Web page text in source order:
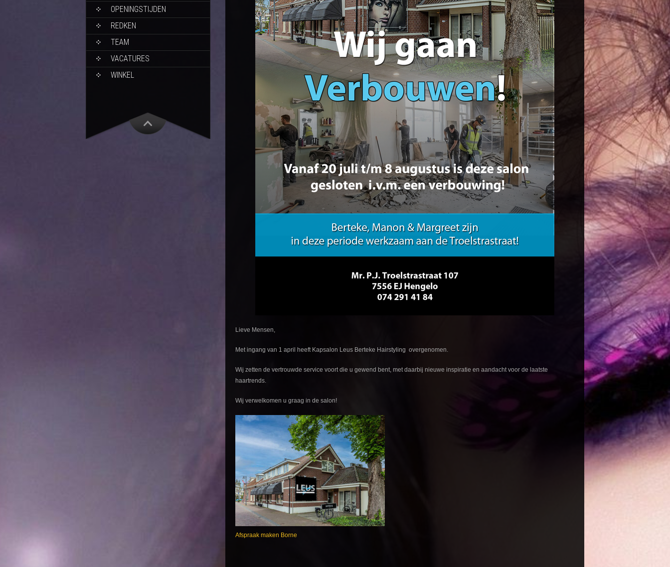
OPENINGSTIJDEN
REDKEN
TEAM
VACATURES
WINKEL
Lieve Mensen,
Met ingang van 1 april heeft Kapsalon Leus Berteke Hairstyling overgenomen.
Wij zetten de vertrouwde service voort die u gewend bent, met daarbij nieuwe inspiratie en aandacht voor de laatste
haartrends.
Wij verwelkomen u graag in de salon!
Afspraak maken Borne